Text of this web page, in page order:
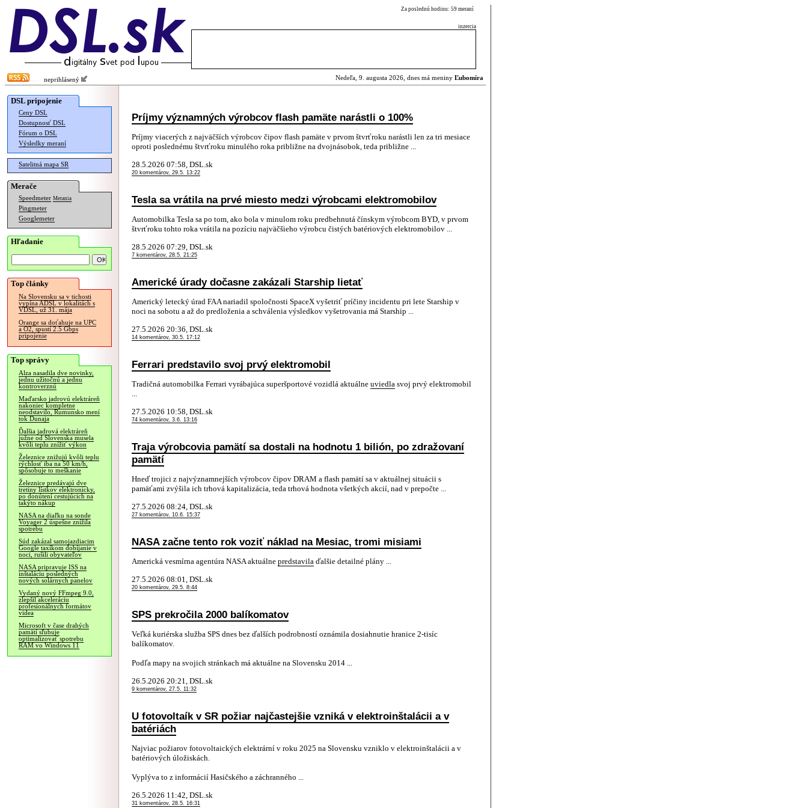
Za poslednú hodinu: 59 meraní
inzercia
neprihlásený Nedeľa, 9. augusta 2026, dnes má meniny Ľubomíra
DSL pripojenie
Ceny DSL
Dostupnosť DSL
Fórum o DSL
Výsledky meraní
Satelitná mapa SR
Merače
Speedmeter Merania
Pingmeter
Googlemeter
Hľadanie
Top články
Na Slovensku sa v tichosti
vypína ADSL v lokalitách s
VDSL, už 31. mája
Orange sa doťahuje na UPC
a O2, spustí 2.5 Gbps
pripojenie
Top správy
Alza nasadila dve novinky,
jednu užitočnú a jednu
kontroverznú
Maďarsko jadrovú elektráreň
nakoniec kompletne
neodstavilo, Rumunsko mení
tok Dunaja
Ďalšia jadrová elektráreň
južne od Slovenska musela
kvôli teplu znížiť výkon
Železnice znižujú kvôli teplu
rýchlosť iba na 50 km/h,
spôsobuje to meškanie
Železnice predávajú dve
tretiny lístkov elektronicky,
po donútení cestujúcich na
takýto nákup
NASA na diaľku na sonde
Voyager 2 úspešne znížila
spotrebu
Súd zakázal samojazdiacim
Google taxíkom dobíjanie v
noci, rušili obyvateľov
NASA pripravuje ISS na
inštaláciu posledných
nových solárnych panelov
Vydaný nový FFmpeg 9.0,
zlepšil akceleráciu
profesionálnych formátov
videa
Microsoft v čase drahých
pamätí sľubuje
optimalizovať spotrebu
RAM vo Windows 11
Príjmy významných výrobcov flash pamäte narástli o 100%
Príjmy viacerých z najväčších výrobcov čipov flash pamäte v prvom štvrťroku narástli len za tri mesiace
oproti poslednému štvrťroku minulého roka približne na dvojnásobok, teda približne ...
28.5.2026 07:58, DSL.sk
20 komentárov, 29.5. 13:22
Tesla sa vrátila na prvé miesto medzi výrobcami elektromobilov
Automobilka Tesla sa po tom, ako bola v minulom roku predbehnutá čínskym výrobcom BYD, v prvom
štvrťroku tohto roka vrátila na pozíciu najväčšieho výrobcu čistých batériových elektromobilov ...
28.5.2026 07:29, DSL.sk
7 komentárov, 28.5. 21:25
Americké úrady dočasne zakázali Starship lietať
Americký letecký úrad FAA nariadil spoločnosti SpaceX vyšetriť príčiny incidentu pri lete Starship v
noci na sobotu a až do predloženia a schválenia výsledkov vyšetrovania má Starship ...
27.5.2026 20:36, DSL.sk
14 komentárov, 30.5. 17:12
Ferrari predstavilo svoj prvý elektromobil
Tradičná automobilka Ferrari vyrábajúca superšportové vozidlá aktuálne uviedla svoj prvý elektromobil
...
27.5.2026 10:58, DSL.sk
74 komentárov, 3.6. 13:16
Traja výrobcovia pamätí sa dostali na hodnotu 1 bilión, po zdražovaní
pamätí
Hneď trojici z najvýznamnejších výrobcov čipov DRAM a flash pamätí sa v aktuálnej situácii s
pamäťami zvýšila ich trhová kapitalizácia, teda trhová hodnota všetkých akcií, nad v prepočte ...
27.5.2026 08:24, DSL.sk
27 komentárov, 10.6. 15:37
NASA začne tento rok voziť náklad na Mesiac, tromi misiami
Americká vesmírna agentúra NASA aktuálne predstavila ďalšie detailné plány ...
27.5.2026 08:01, DSL.sk
20 komentárov, 29.5. 8:44
SPS prekročila 2000 balíkomatov
Veľká kuriérska služba SPS dnes bez ďalších podrobností oznámila dosiahnutie hranice 2-tisíc
balíkomatov.
Podľa mapy na svojich stránkach má aktuálne na Slovensku 2014 ...
26.5.2026 20:21, DSL.sk
9 komentárov, 27.5. 11:32
U fotovoltaík v SR požiar najčastejšie vzniká v elektroinštalácii a v
batériách
Najviac požiarov fotovoltaických elektrární v roku 2025 na Slovensku vzniklo v elektroinštalácii a v
batériových úložiskách.
Vyplýva to z informácií Hasičského a záchranného ...
26.5.2026 11:42, DSL.sk
31 komentárov, 28.5. 16:31